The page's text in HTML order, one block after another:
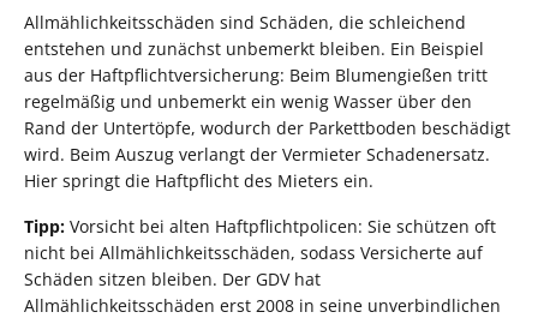
Allmählichkeitsschäden sind Schäden, die schleichend
entstehen und zunächst unbemerkt bleiben. Ein Beispiel
aus der Haftpflichtversicherung: Beim Blumengießen tritt
regelmäßig und unbemerkt ein wenig Wasser über den
Rand der Untertöpfe, wodurch der Parkettboden beschädigt
wird. Beim Auszug verlangt der Vermieter Schadenersatz.
Hier springt die Haftpflicht des Mieters ein.
Tipp: Vorsicht bei alten Haftpflichtpolicen: Sie schützen oft
nicht bei Allmählichkeitsschäden, sodass Versicherte auf
Schäden sitzen bleiben. Der GDV hat
Allmählichkeitsschäden erst 2008 in seine unverbindlichen